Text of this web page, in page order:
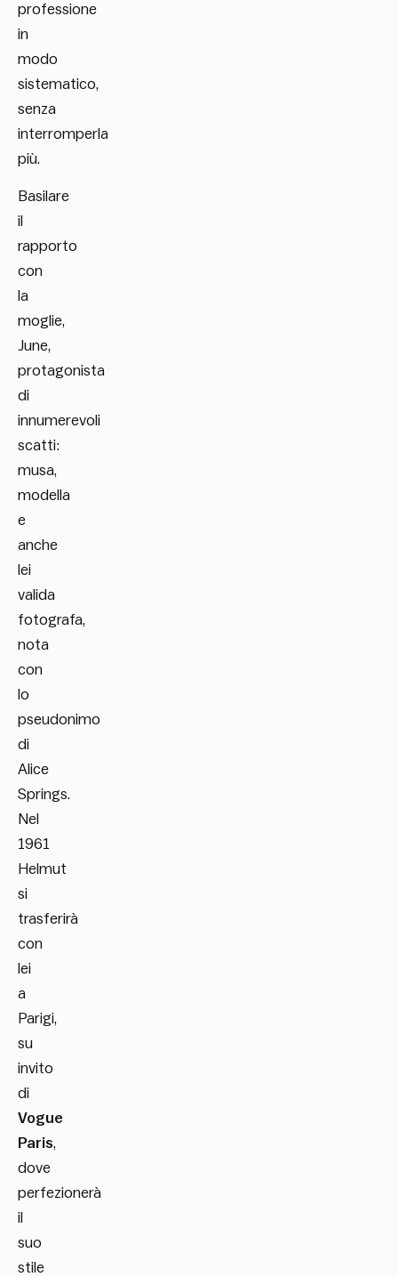
professione
in
modo
sistematico,
senza
interromperla
più.
Basilare
il
rapporto
con
la
moglie,
June,
protagonista
di
innumerevoli
scatti:
musa,
modella
e
anche
lei
valida
fotografa,
nota
con
lo
pseudonimo
di
Alice
Springs.
Nel
1961
Helmut
si
trasferirà
con
lei
a
Parigi,
su
invito
di
Vogue
Paris,
dove
perfezionerà
il
suo
stile